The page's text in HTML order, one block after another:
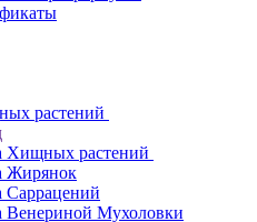
растений
Хищных растений
Жирянок
Саррацений
Венериной Мухоловки